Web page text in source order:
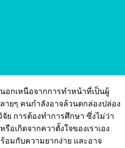
อกเหนือจากการทำหน้าที่เป็นผู้
ยๆ คนกำลังอาจล้วนตกล่องปล่อง
ย การต้องทำการศึกษา ซึ่งไม่ว่า
อเกิดจากควาตั้งใจของเราเอง
มกับความยากง่าย และอาจ